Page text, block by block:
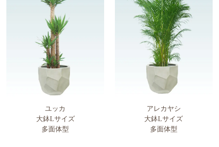
ユッカ
大鉢Lサイズ
多面体型
アレカヤシ
大鉢Lサイズ
多面体型